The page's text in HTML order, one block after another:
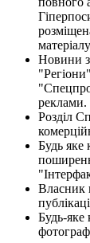
Новини
реклами.
Розділ
Будь яке
Власник
Будь-яке